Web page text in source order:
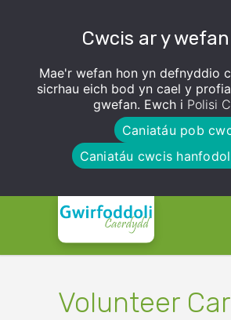
Cwcis ar y
Mae'r wefan hon yn defnyddio
sicrhau eich bod yn cael y
gwefan. Ewch i Polisi
Caniatáu pob
Caniatáu cwcis
Volunteer